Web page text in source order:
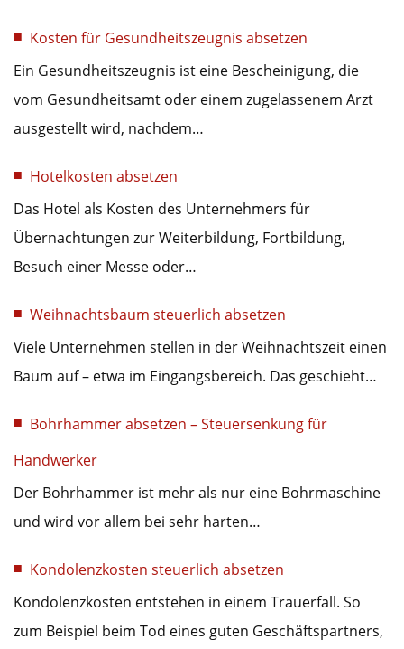
Kosten für Gesundheitszeugnis absetzen
Ein Gesundheitszeugnis ist eine Bescheinigung, die
vom Gesundheitsamt oder einem zugelassenem Arzt
ausgestellt wird, nachdem…
Hotelkosten absetzen
Das Hotel als Kosten des Unternehmers für
Übernachtungen zur Weiterbildung, Fortbildung,
Besuch einer Messe oder…
Weihnachtsbaum steuerlich absetzen
Viele Unternehmen stellen in der Weihnachtszeit einen
Baum auf – etwa im Eingangsbereich. Das geschieht…
Bohrhammer absetzen – Steuersenkung für
Handwerker
Der Bohrhammer ist mehr als nur eine Bohrmaschine
und wird vor allem bei sehr harten…
Kondolenzkosten steuerlich absetzen
Kondolenzkosten entstehen in einem Trauerfall. So
zum Beispiel beim Tod eines guten Geschäftspartners,